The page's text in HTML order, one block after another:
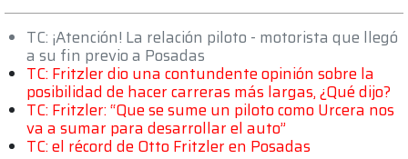
TC: ¡Atención! La relación piloto - motorista que llegó
a su fin previo a Posadas
TC: Fritzler dio una contundente opinión sobre la
posibilidad de hacer carreras más largas, ¿Qué dijo?
TC: Fritzler: “Que se sume un piloto como Urcera nos
va a sumar para desarrollar el auto”
TC: el récord de Otto Fritzler en Posadas